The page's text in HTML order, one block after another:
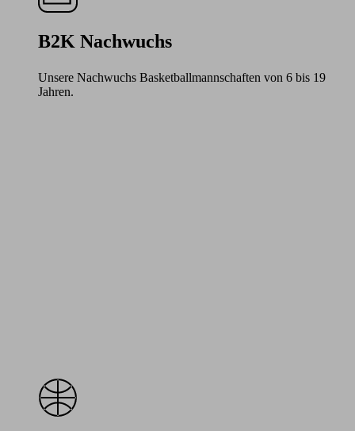
B2K Nachwuchs
Unsere Nachwuchs Basketballmannschaften von 6 bis 19
Jahren.